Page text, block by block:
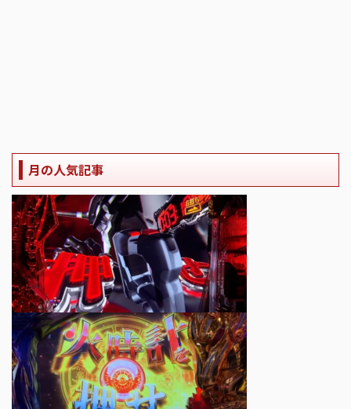
月の人気記事